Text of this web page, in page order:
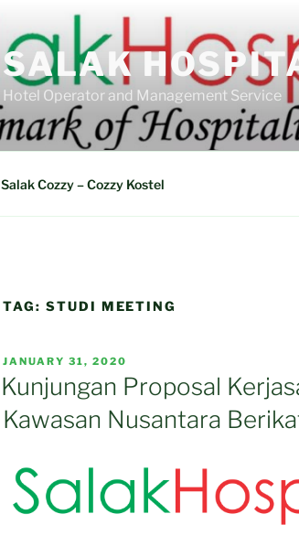
SALAK
Hotel Operator and Management Service
Salak Cozzy – Cozzy Kostel
TAG: STUDI MEETING
POSTED
ON
JANUARY 31, 2020
Kunjungan Proposal
Kawasan Nusantara